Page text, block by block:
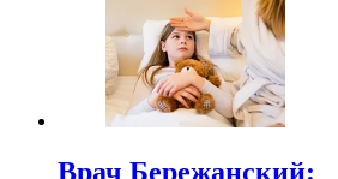
Врач Бережанский: